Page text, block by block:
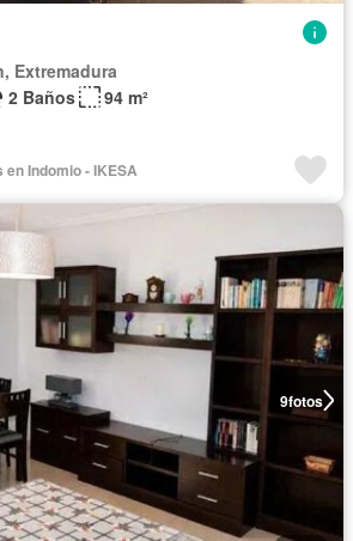
Extremadura
2 Baños
94 m²
en Indomio - IKESA
9fotos